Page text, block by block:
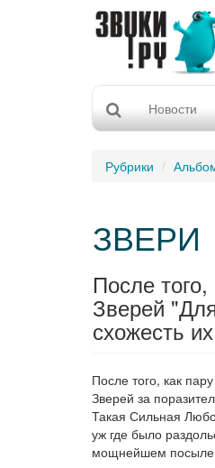
Новости
Рубрики
ЗВЕРИ
После
Зверей
схожесть
После того, как
Зверей за
Такая Сильная
уж где было
мощнейшем посыле